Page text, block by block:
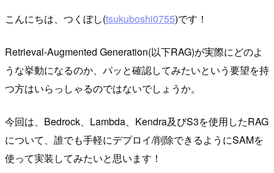
こんにちは、つくぼし(tsukuboshi0755)です！
Retrieval-Augmented Generation(以下RAG)が実際にどのよ
うな挙動になるのか、パッと確認してみたいという要望を持
つ方はいらっしゃるのではないでしょうか。
今回は、Bedrock、Lambda、Kendra及びS3を使用したRAG
について、誰でも手軽にデプロイ/削除できるようにSAMを
使って実装してみたいと思います！